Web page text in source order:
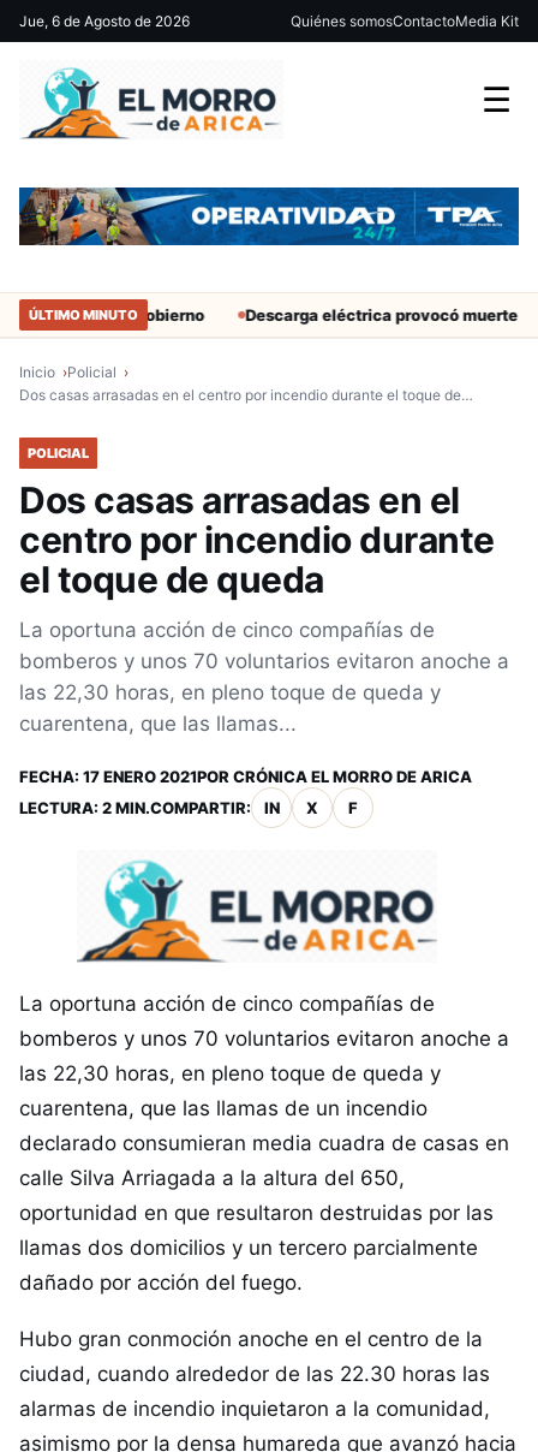
Jue, 6 de Agosto de 2026 Quiénes somosContactoMedia Kit
☰
ÚLTIMO MINUTO
del Gobierno Descarga eléctrica provocó muerte de
Inicio
Policial
Dos casas arrasadas en el centro por incendio durante el toque de…
POLICIAL
Dos casas arrasadas en el
centro por incendio durante
el toque de queda
La oportuna acción de cinco compañías de
bomberos y unos 70 voluntarios evitaron anoche a
las 22,30 horas, en pleno toque de queda y
cuarentena, que las llamas...
FECHA: 17 ENERO 2021POR CRÓNICA EL MORRO DE ARICA
LECTURA: 2 MIN.COMPARTIR: IN X F
La oportuna acción de cinco compañías de
bomberos y unos 70 voluntarios evitaron anoche a
las 22,30 horas, en pleno toque de queda y
cuarentena, que las llamas de un incendio
declarado consumieran media cuadra de casas en
calle Silva Arriagada a la altura del 650,
oportunidad en que resultaron destruidas por las
llamas dos domicilios y un tercero parcialmente
dañado por acción del fuego.
Hubo gran conmoción anoche en el centro de la
ciudad, cuando alrededor de las 22.30 horas las
alarmas de incendio inquietaron a la comunidad,
asimismo por la densa humareda que avanzó hacia